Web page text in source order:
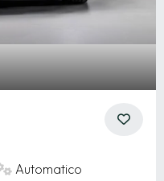
Automatico